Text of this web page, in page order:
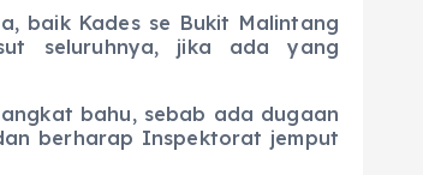
baik Kades se Bukit Malintang
seluruhnya, jika ada yang
bahu, sebab ada dugaan
berharap Inspektorat jemput